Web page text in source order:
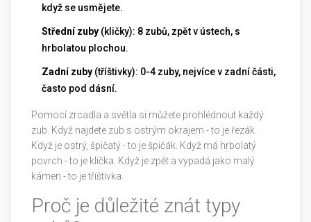
když se usmějete.
Střední zuby (kličky): 8 zubů, zpět v ústech, s
hrbolatou plochou.
Zadní zuby (tříštivky): 0-4 zuby, nejvíce v zadní části,
často pod dásní.
Pomocí zrcadla a světla si můžete prohlédnout každý
zub. Když najdete zub s ostrým okrajem - to je řezák.
Když je ostrý, špičatý - to je špičák. Když má hrbolatý
povrch - to je klička. Když je zpět a vypadá jako malý
kámen - to je tříštivka.
Proč je důležité znát typy